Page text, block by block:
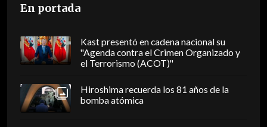
En portada
Kast presentó en cadena nacional su
"Agenda contra el Crimen Organizado y
el Terrorismo (ACOT)"
Hiroshima recuerda los 81 años de la
bomba atómica